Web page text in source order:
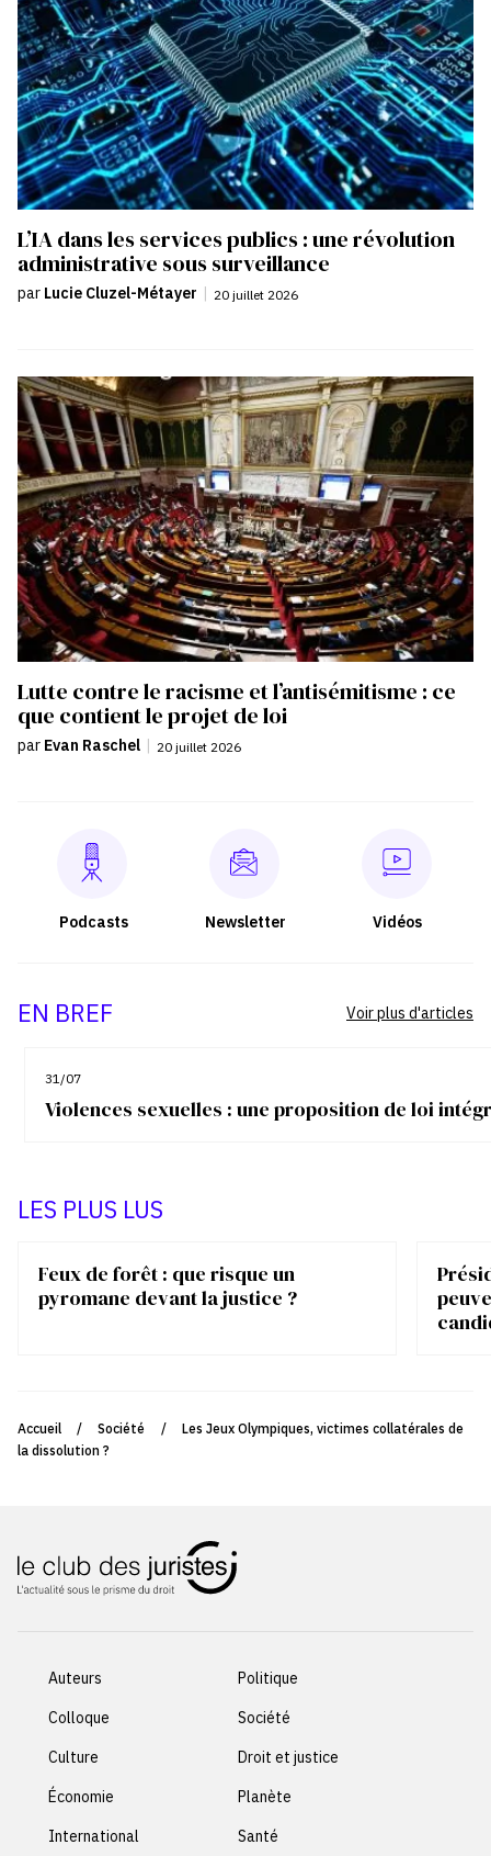
L’IA dans les services publics : une révolution
administrative sous surveillance
par Lucie Cluzel-Métayer | 20 juillet 2026
Lutte contre le racisme et l’antisémitisme : ce
que contient le projet de loi
par Evan Raschel | 20 juillet 2026
Podcasts Newsletter Vidéos
EN BREF
31/07
Violences sexuelles : une proposition de loi
Voir plus d'articles
LES PLUS LUS
Feux de forêt : que risque un
pyromane devant la justice ?
Accueil / Société /
Les Jeux Olympiques, victimes collatérales de
la dissolution ?
Auteurs
Colloque
Culture
Économie
International
Politique
Société
Droit et justice
Planète
Santé